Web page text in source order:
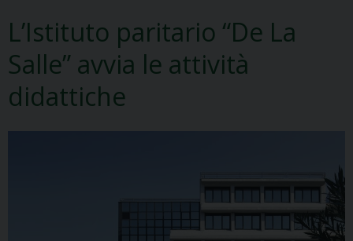
L’Istituto paritario “De La
Salle” avvia le attività
didattiche